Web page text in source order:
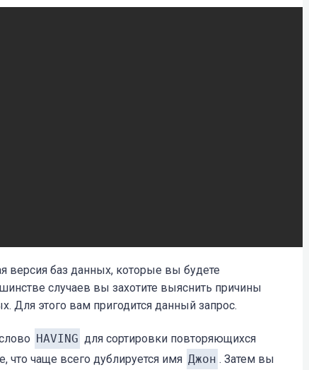
версия баз данных, которые вы будете
случаев вы захотите выяснить причины
Для этого вам пригодится данный запрос.
HAVING для сортировки повторяющихся
что чаще всего дублируется имя Джон . Затем вы